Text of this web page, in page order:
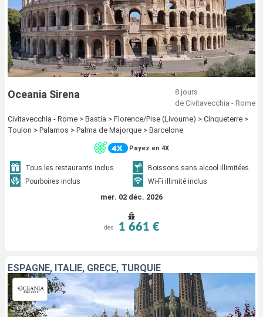
Oceania Sirena
8 jours
de Civitavecchia - Rome
Civitavecchia - Rome > Bastia > Florence/Pise (Livourne) > Cinqueterre >
Toulon > Palamos > Palma de Majorque > Barcelone
Payez en 4X
Tous les restaurants inclus
Boissons sans alcool illimitées
Pourboires inclus
Wi-Fi illimité inclus
mer. 02 déc. 2026
dès 1 661 €
ESPAGNE, ITALIE, GRÈCE, TURQUIE